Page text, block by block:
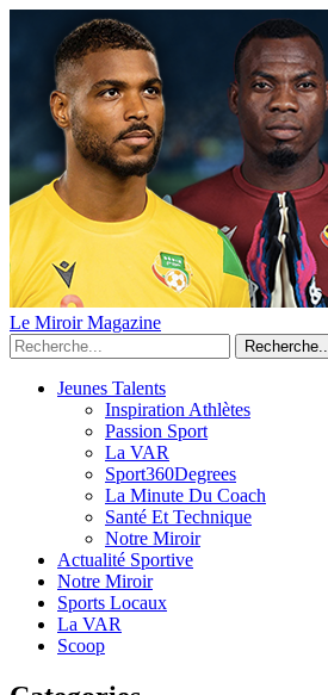
Le Miroir Magazine
Jeunes Talents
Inspiration Athlètes
Passion Sport
La VAR
Sport360Degrees
La Minute Du Coach
Santé Et Technique
Notre Miroir
Actualité Sportive
Notre Miroir
Sports Locaux
La VAR
Scoop